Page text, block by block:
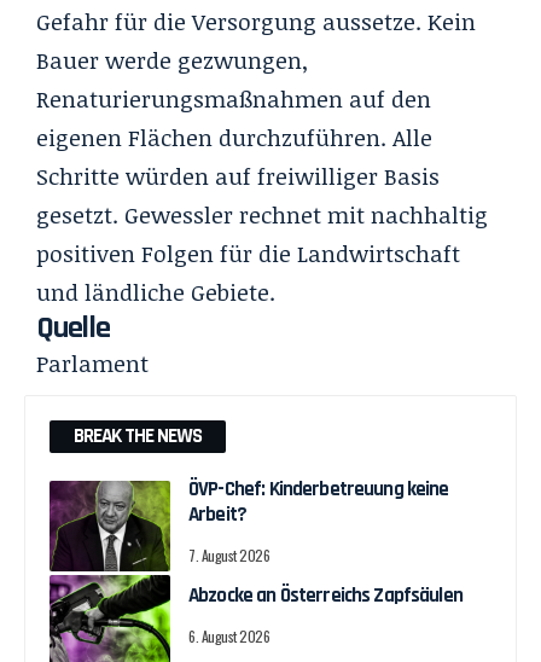
Gefahr für die Versorgung aussetze. Kein
Bauer werde gezwungen,
Renaturierungsmaßnahmen auf den
eigenen Flächen durchzuführen. Alle
Schritte würden auf freiwilliger Basis
gesetzt. Gewessler rechnet mit nachhaltig
positiven Folgen für die Landwirtschaft
und ländliche Gebiete.
Quelle
Parlament
BREAK THE NEWS
ÖVP-Chef: Kinderbetreuung keine
Arbeit?
7. August 2026
Abzocke an Österreichs Zapfsäulen
6. August 2026